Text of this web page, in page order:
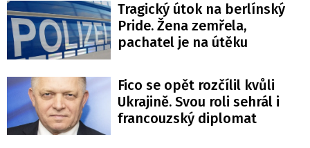
Tragický útok na berlínský
Pride. Žena zemřela,
pachatel je na útěku
Fico se opět rozčílil kvůli
Ukrajině. Svou roli sehrál i
francouzský diplomat